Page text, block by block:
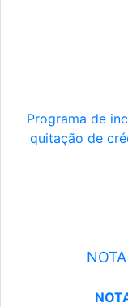
Programa de
quitação de